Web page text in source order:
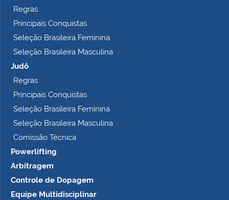
Regras
Principais Conquistas
Seleção Brasileira Feminina
Seleção Brasileira Masculina
Judô
Regras
Principais Conquistas
Seleção Brasileira Feminina
Seleção Brasileira Masculina
Comissão Técnica
Powerlifting
Arbitragem
Controle de Dopagem
Equipe Multidisciplinar